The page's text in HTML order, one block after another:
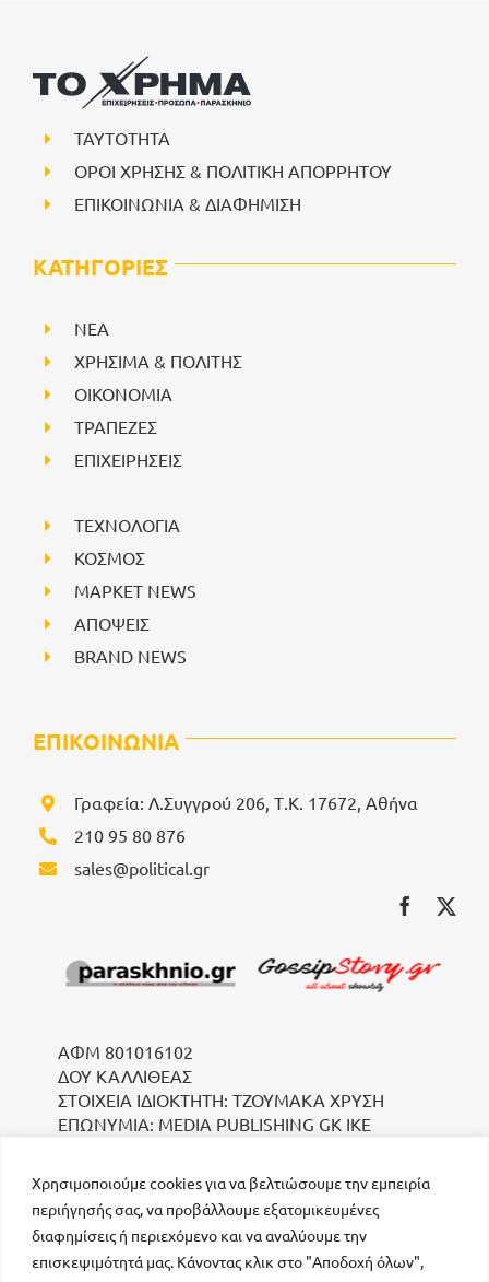
Χρησιμοποιούμε cookies για να βελτιώσουμε την εμπειρία
περιήγησής σας, να προβάλλουμε εξατομικευμένες
διαφημίσεις ή περιεχόμενο και να αναλύουμε την
επισκεψιμότητά μας. Κάνοντας κλικ στο "Αποδοχή όλων",
ΤΑΥΤΟΤΗΤΑ
ΟΡΟΙ ΧΡΗΣΗΣ & ΠΟΛΙΤΙΚΗ ΑΠΟΡΡΗΤΟΥ
ΕΠΙΚΟΙΝΩΝΙΑ & ΔΙΑΦΗΜΙΣΗ
ΚΑΤΗΓΟΡΙΕΣ
NEA
ΧΡΗΣΙΜΑ & ΠΟΛΙΤΗΣ
ΟΙΚΟΝΟΜΙΑ
ΤΡΑΠΕΖΕΣ
ΕΠΙΧΕΙΡΗΣΕΙΣ
ΤΕΧΝΟΛΟΓΙΑ
ΚΟΣΜΟΣ
ΜΑΡΚΕΤ NEWS
ΑΠΟΨΕΙΣ
BRAND NEWS
ΕΠΙΚΟΙΝΩΝΙΑ
Γραφεία: Λ.Συγγρού 206, Τ.Κ. 17672, Αθήνα
210 95 80 876
sales@political.gr
ΑΦΜ 801016102
ΔΟΥ ΚΑΛΛΙΘΕΑΣ
ΣΤΟΙΧΕΙΑ ΙΔΙΟΚΤΗΤΗ: ΤΖΟΥΜΑΚΑ ΧΡΥΣΗ
ΕΠΩΝΥΜΙΑ: MEDIA PUBLISHING GK IKE